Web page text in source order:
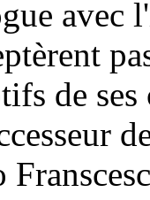
avec
de